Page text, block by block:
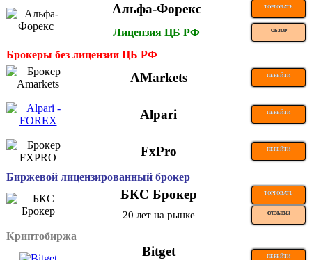
Альфа-Форекс ТОРГОВАТЬ
Лицензия ЦБ РФ ОБЗОР
Брокеры без лицензии ЦБ РФ
AMarkets ПЕРЕЙТИ
Alpari ПЕРЕЙТИ
FxPro ПЕРЕЙТИ
Биржевой лицензированный брокер
БКС Брокер ТОРГОВАТЬ
20 лет на рынке ОТЗЫВЫ
Криптобиржа
Bitget ПЕРЕЙТИ